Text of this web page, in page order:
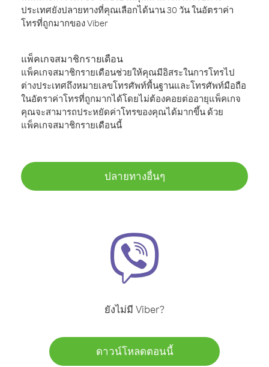
ประเทศยังปลายทางที่คุณเลือกได้นาน 30 วัน ในอัตราค่า
โทรที่ถูกมากของ Viber
แพ็คเกจสมาชิกรายเดือน
แพ็คเกจสมาชิกรายเดือนช่วยให้คุณมีอิสระในการโทรไป
ต่างประเทศถึงหมายเลขโทรศัพท์พื้นฐานและโทรศัพท์มือถือ
ในอัตราค่าโทรที่ถูกมากได้โดยไม่ต้องคอยต่ออายุแพ็คเกจ
คุณจะสามารถประหยัดค่าโทรของคุณได้มากขึ้น ด้วย
แพ็คเกจสมาชิกรายเดือนนี้
ปลายทางอื่นๆ
ยังไม่มี Viber?
ดาวน์โหลดตอนนี้